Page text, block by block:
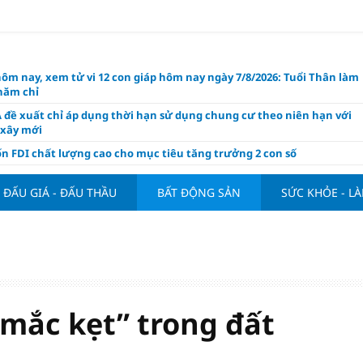
nay, xem tử vi 12 con giáp hôm nay ngày 7/8/2026: Tuổi Thân làm
chỉ
đề xuất chỉ áp dụng thời hạn sử dụng chung cư theo niên hạn với
mới
FDI chất lượng cao cho mục tiêu tăng trưởng 2 con số
nào để Việt Nam hiện thực hóa mục tiêu tăng trưởng 10%?
cứu tính tiền gửi Kho bạc vào nguồn vốn huy động của ngân hàng
của Hoàng Hên
đưa kim cương vào ngành nghề kinh doanh có điều kiện như vàng
ĐẤU GIÁ - ĐẤU THẦU BẤT ĐỘNG SẢN SỨC KHỎE -
kẹt” trong đất